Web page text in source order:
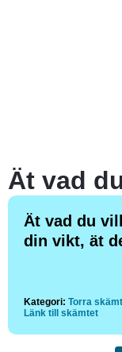
Ät vad du
din vikt, ät
Kategori: Torra skämt
Länk till skämtet